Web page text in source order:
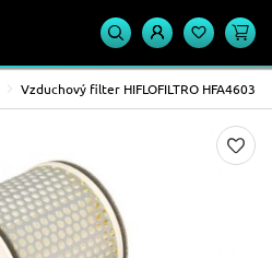
Vzduchový filter HIFLOFILTRO HFA4603